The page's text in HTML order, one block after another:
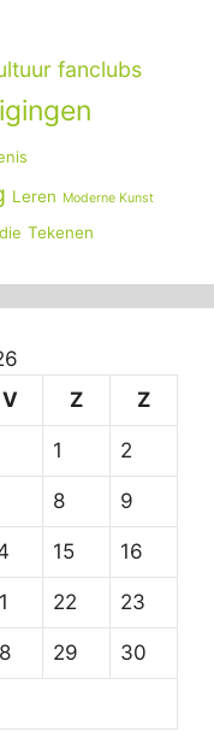
fanclubs
Leren Moderne Kunst
Tekenen
V Z Z
1 2
8 9
15 16
22 23
29 30